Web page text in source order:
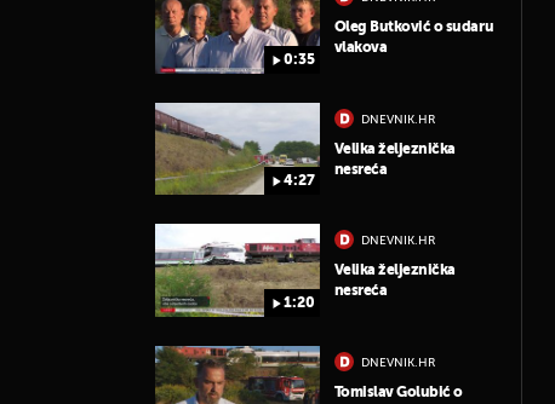
0:35
Oleg Butković o sudaru
vlakova
4:27
DNEVNIK.HR
Velika željeznička
nesreća
1:20
DNEVNIK.HR
Velika željeznička
nesreća
DNEVNIK.HR
Tomislav Golubić o